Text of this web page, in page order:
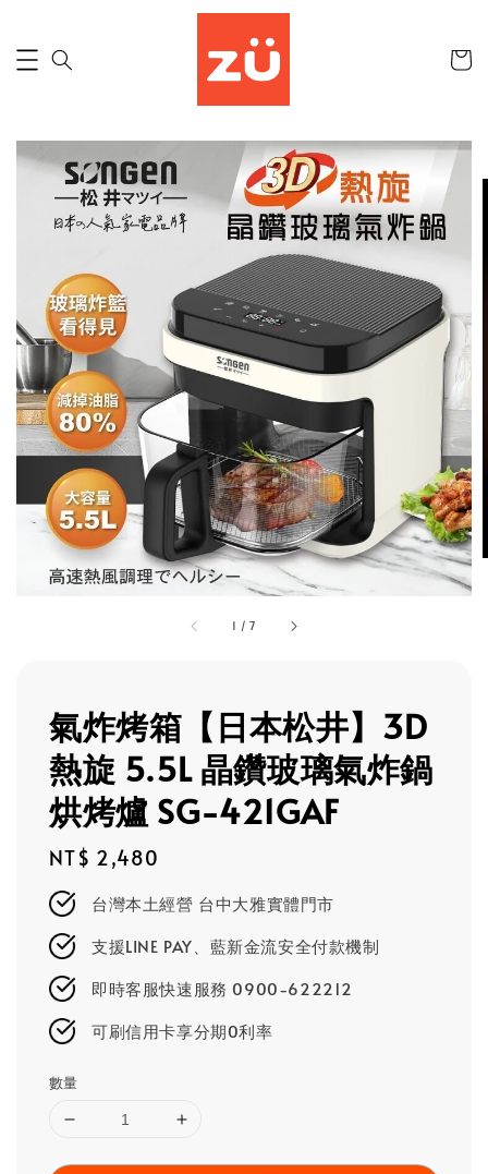
1 /7
氣炸烤箱【日本松井】3D
熱旋 5.5L 晶鑽玻璃氣炸鍋
烘烤爐 SG-421GAF
Regular
price
NT$ 2,480
台灣本土經營 台中大雅實體門市
支援LINE PAY、藍新金流安全付款機制
即時客服快速服務 0900-622212
可刷信用卡享分期0利率
數量